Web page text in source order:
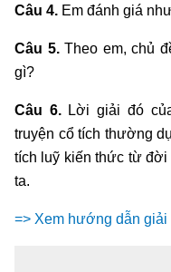
Câu 4. Em đánh giá
Câu 5.Theo em, chủ
gì?
Câu 6.Lời giải đó
truyện cổ tích thường
tích luỹ kiến thức từ đời
ta.
=> Xem hướng dẫn giải